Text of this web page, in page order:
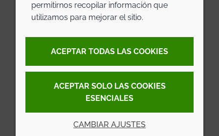
EMPRESA
Annual Report
Sustainability Report
Croda.com
Terms and Conditions
Privacy Policy
Accessibility
Cookie Policy
permitirnos recopilar información que
utilizamos para mejorar el sitio.
ACEPTAR TODAS LAS COOKIES
ACEPTAR SOLO LAS COOKIES
ESENCIALES
CAMBIAR AJUSTES